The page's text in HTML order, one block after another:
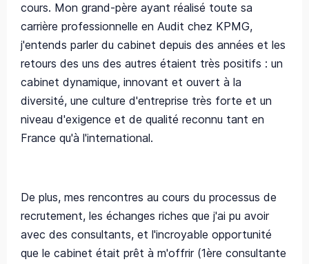
cours. Mon grand-père ayant réalisé toute sa
carrière professionnelle en Audit chez KPMG,
j'entends parler du cabinet depuis des années et les
retours des uns des autres étaient très positifs : un
cabinet dynamique, innovant et ouvert à la
diversité, une culture d'entreprise très forte et un
niveau d'exigence et de qualité reconnu tant en
France qu'à l'international.
De plus, mes rencontres au cours du processus de
recrutement, les échanges riches que j'ai pu avoir
avec des consultants, et l'incroyable opportunité
que le cabinet était prêt à m'offrir (1ère consultante